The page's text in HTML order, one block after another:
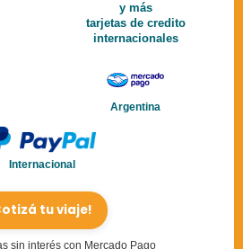
y más
tarjetas de credito
internacionales
Argentina
Internacional
tu viaje!
sin interés con Mercado Pago